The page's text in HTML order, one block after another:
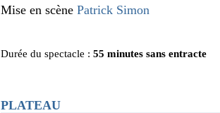
Mise en scène Patrick Simon
Durée du spectacle : 55 minutes sans entracte
PLATEAU